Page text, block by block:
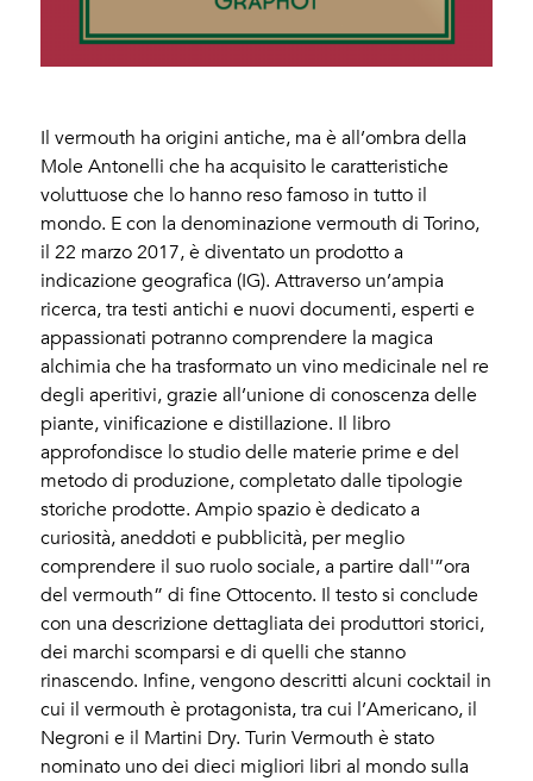
Il vermouth ha origini antiche, ma è all’ombra della
Mole Antonelli che ha acquisito le caratteristiche
voluttuose che lo hanno reso famoso in tutto il
mondo. E con la denominazione vermouth di Torino,
il 22 marzo 2017, è diventato un prodotto a
indicazione geografica (IG). Attraverso un’ampia
ricerca, tra testi antichi e nuovi documenti, esperti e
appassionati potranno comprendere la magica
alchimia che ha trasformato un vino medicinale nel re
degli aperitivi, grazie all’unione di conoscenza delle
piante, vinificazione e distillazione. Il libro
approfondisce lo studio delle materie prime e del
metodo di produzione, completato dalle tipologie
storiche prodotte. Ampio spazio è dedicato a
curiosità, aneddoti e pubblicità, per meglio
comprendere il suo ruolo sociale, a partire dall'”ora
del vermouth” di fine Ottocento. Il testo si conclude
con una descrizione dettagliata dei produttori storici,
dei marchi scomparsi e di quelli che stanno
rinascendo. Infine, vengono descritti alcuni cocktail in
cui il vermouth è protagonista, tra cui l’Americano, il
Negroni e il Martini Dry. Turin Vermouth è stato
nominato uno dei dieci migliori libri al mondo sulla